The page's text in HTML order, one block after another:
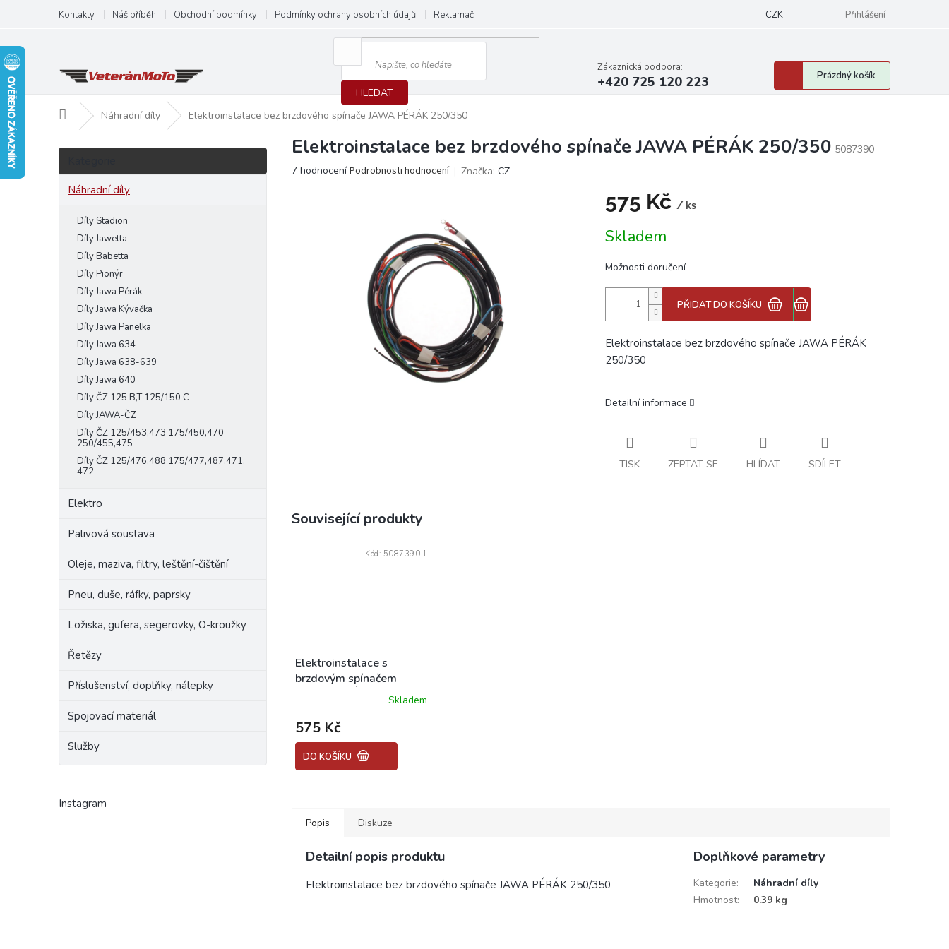
obsah
Kontakty Náš příběh Obchodní podmínky Podmínky ochrany osobních údajů Reklamační protokol CZK Přihlášení
HLEDAT
Zákaznická podpora:
+420 725 120 223
Nákupní
košík
Prázdný košík
Domů Náhradní díly Elektroinstalace bez brzdového spínače JAWA PÉRÁK 250/350
P
s
Přeskočit
Náhradní díly
Díly Stadion
Díly Jawetta
Díly Babetta
Díly Pionýr
Díly Jawa Pérák
Díly Jawa Kývačka
Díly Jawa Panelka
Díly Jawa 634
Díly Jawa 638-639
Díly Jawa 640
Díly ČZ 125 B,T 125/150 C
Díly JAWA-ČZ
Díly ČZ 125/453,473 175/450,470
250/455,475
Díly ČZ 125/476,488 175/477,487,471,
472
Elektro
Palivová soustava
Oleje, maziva, filtry, leštění-čištění
Pneu, duše, ráfky, paprsky
Ložiska, gufera, segerovky, O-kroužky
Řetězy
Příslušenství, doplňky, nálepky
Spojovací materiál
Služby
Instagram
Elektroinstalace bez brzdového spínače JAWA PÉRÁK 250/350 5087390
Průměrné
7 hodnocení Podrobnosti hodnocení Značka: CZ
575 Kč / ks
cena:
Skladem
Možnosti doručení
PŘIDAT DO KOŠÍKU
Elektroinstalace bez brzdového spínače JAWA PÉRÁK
250/350
Detailní informace
TISK ZEPTAT SE HLÍDAT SDÍLET
Související produkty
Elektroinstalace s
brzdovým spínačem
JAWA PÉRÁK 250/350
Skladem
575 Kč
DO KOŠÍKU
Kód: 5087390.1
Popis Diskuze
Detailní popis produktu
Elektroinstalace bez brzdového spínače JAWA PÉRÁK 250/350
Doplňkové parametry
Kategorie:
Náhradní díly
Hmotnost: 0.39 kg